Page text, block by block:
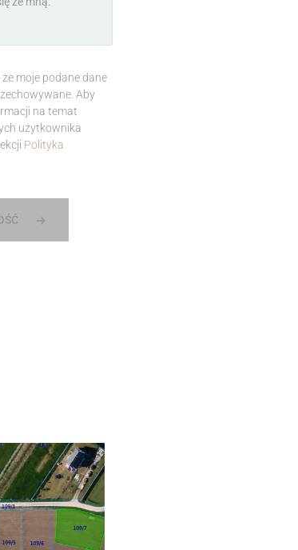
moje podane dane
Aby
na temat
użytkownika
Polityka